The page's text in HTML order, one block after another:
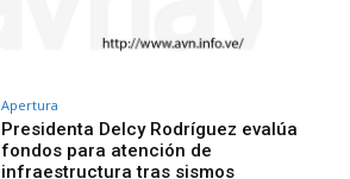
Apertura
Presidenta Delcy Rodríguez evalúa
fondos para atención de
infraestructura tras sismos